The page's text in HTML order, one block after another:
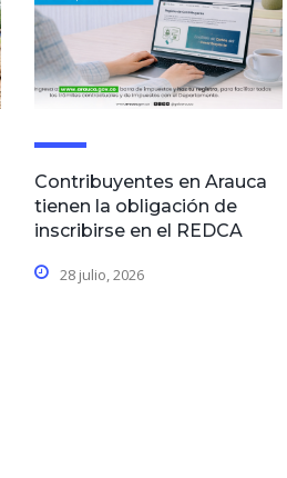
Contribuyentes en Arauca
tienen la obligación de
inscribirse en el REDCA
28 julio, 2026